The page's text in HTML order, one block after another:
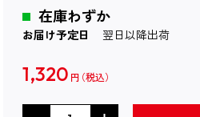
在庫わずか
お届け予定日 翌日以降出荷
1,320 円